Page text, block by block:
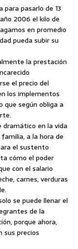
pasarlo de 13
2006 el kilo de
en promedio
pueda subir su
la prestación
el precio del
los implementos
que según obliga a
dramático en la vida
a la hora de
el sustento
cómo el poder
con el salario
carnes, verduras
se puede llenar el
de la
porque ahora,
sus precios